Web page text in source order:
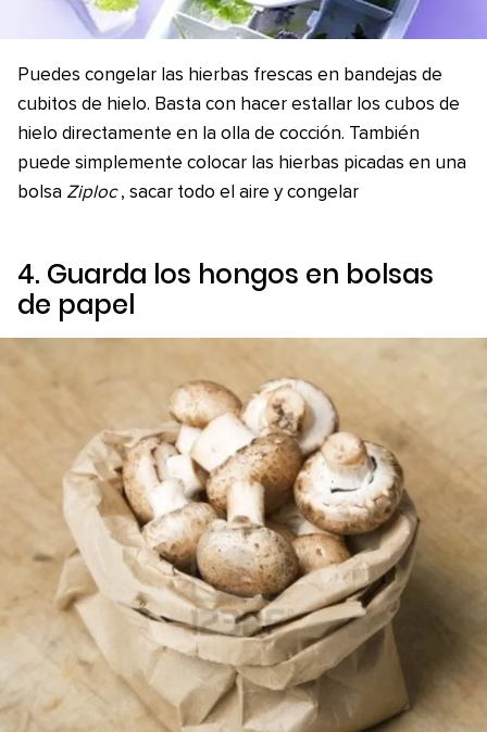
Puedes congelar las hierbas frescas en bandejas de
cubitos de hielo. Basta con hacer estallar los cubos de
hielo directamente en la olla de cocción. También
puede simplemente colocar las hierbas picadas en una
bolsa Ziploc , sacar todo el aire y congelar
4. Guarda los hongos en bolsas
de papel